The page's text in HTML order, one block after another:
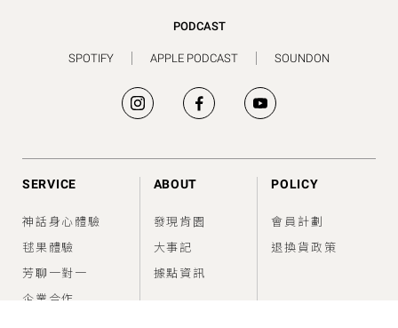
PODCAST
SPOTIFY SOUNDON
APPLE PODCAST
SERVICE
神話身心體驗
毬果體驗
芳聊一對一
企業合作
ABOUT
發現肯園
大事記
據點資訊
POLICY
會員計劃
退換貨政策